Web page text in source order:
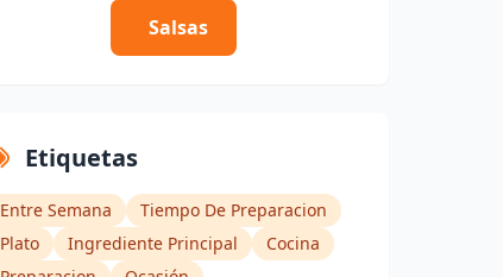
Salsas
Etiquetas
Entre Semana
Tiempo De Preparacion
Plato
Ingrediente Principal
Cocina